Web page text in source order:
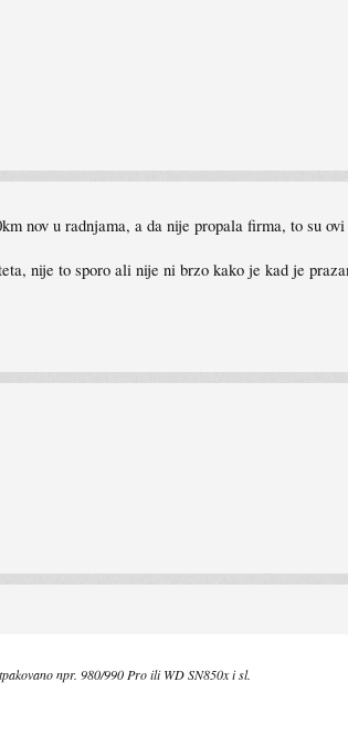
nov u radnjama, a da nije propala firma, to su
nije to sporo ali nije ni brzo kako je kad je
npr. 980/990 Pro ili WD SN850x i sl.